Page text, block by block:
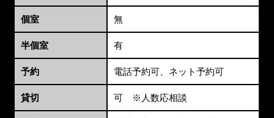
個室 無
半個室 有
予約 電話予約可、ネット予約可
貸切 可 ※人数応相談